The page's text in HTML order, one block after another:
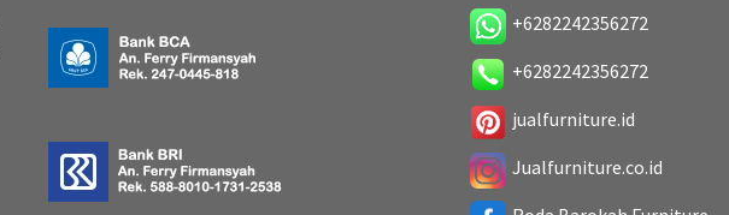
+6282242356272
+6282242356272
jualfurniture.id
Jualfurniture.co.id